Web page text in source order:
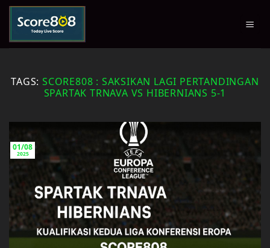
Skip
content
TAGS:SCORE808 : SAKSIKAN LAGI PERTANDINGAN
SPARTAK TRNAVA VS HIBERNIANS 5-1
01/08
2025